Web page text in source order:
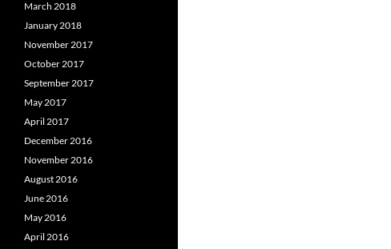
March 2018
January 2018
November 2017
October 2017
September 2017
May 2017
April 2017
December 2016
November 2016
August 2016
June 2016
May 2016
April 2016